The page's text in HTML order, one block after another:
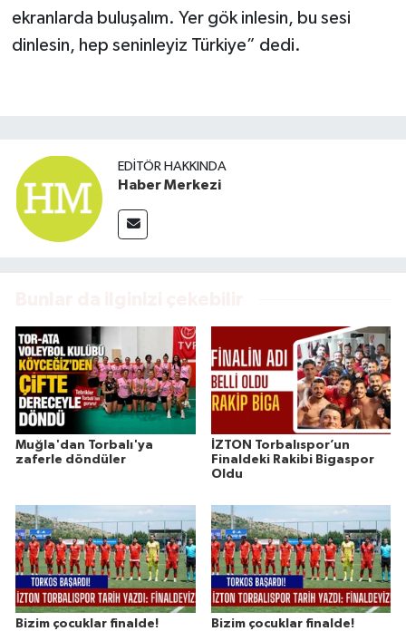
ekranlarda buluşalım. Yer gök inlesin, bu sesi
dinlesin, hep seninleyiz Türkiye” dedi.
EDITÖR HAKKINDA
Haber Merkezi
Muğla'dan Torbalı'ya
zaferle döndüler
İZTON Torbalıspor’un
Finaldeki Rakibi Bigaspor
Oldu
Bizim çocuklar finalde! Bizim çocuklar finalde!